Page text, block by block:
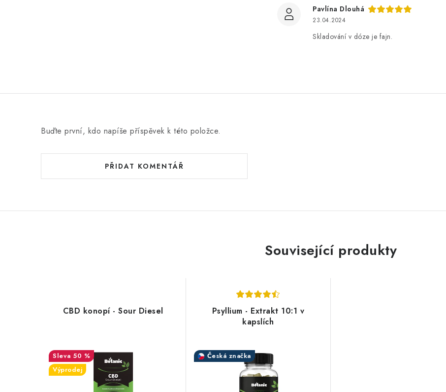
Pavlína Dlouhá
23.04.2024
Skladování v dóze je fajn.
Buďte první, kdo napíše příspěvek k této položce.
PŘIDAT KOMENTÁŘ
Související produkty
CBD konopí - Sour Diesel
50 %
Výprodej
Psyllium - Extrakt 10:1 v
kapslích
Česká značka